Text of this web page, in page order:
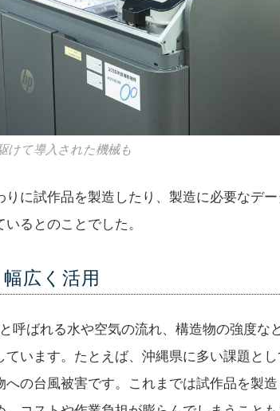
けて導入された機械も
に試作品を製造したり、製造に必要なデー
るとのことでした。
広く活用
呼ばれる水や空気の流れ、構造物の強度な
います。たとえば、沖縄県に多い課題とし
の台風被害です。これまでは試作品を製